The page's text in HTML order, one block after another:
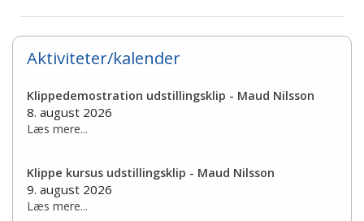
Aktiviteter/kalender
Klippedemostration udstillingsklip - Maud Nilsson
8. august 2026
Læs mere...
Klippe kursus udstillingsklip - Maud Nilsson
9. august 2026
Læs mere...